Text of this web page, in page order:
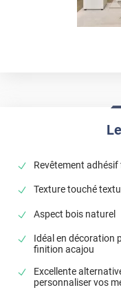
Revêtement
Texture touché
Aspect bois naturel
Idéal en décoration
finition acajou
Excellente
personnaliser vos